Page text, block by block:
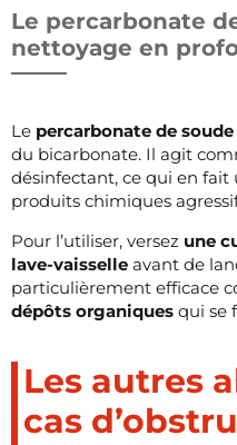
Le percarbonate
nettoyage en
Le percarbonate de soude
du bicarbonate. Il agit
désinfectant, ce qui en
produits chimiques
Pour l’utiliser, versez une
lave-vaisselle avant de
particulièrement efficace
dépôts organiques qui se
Les autres
cas